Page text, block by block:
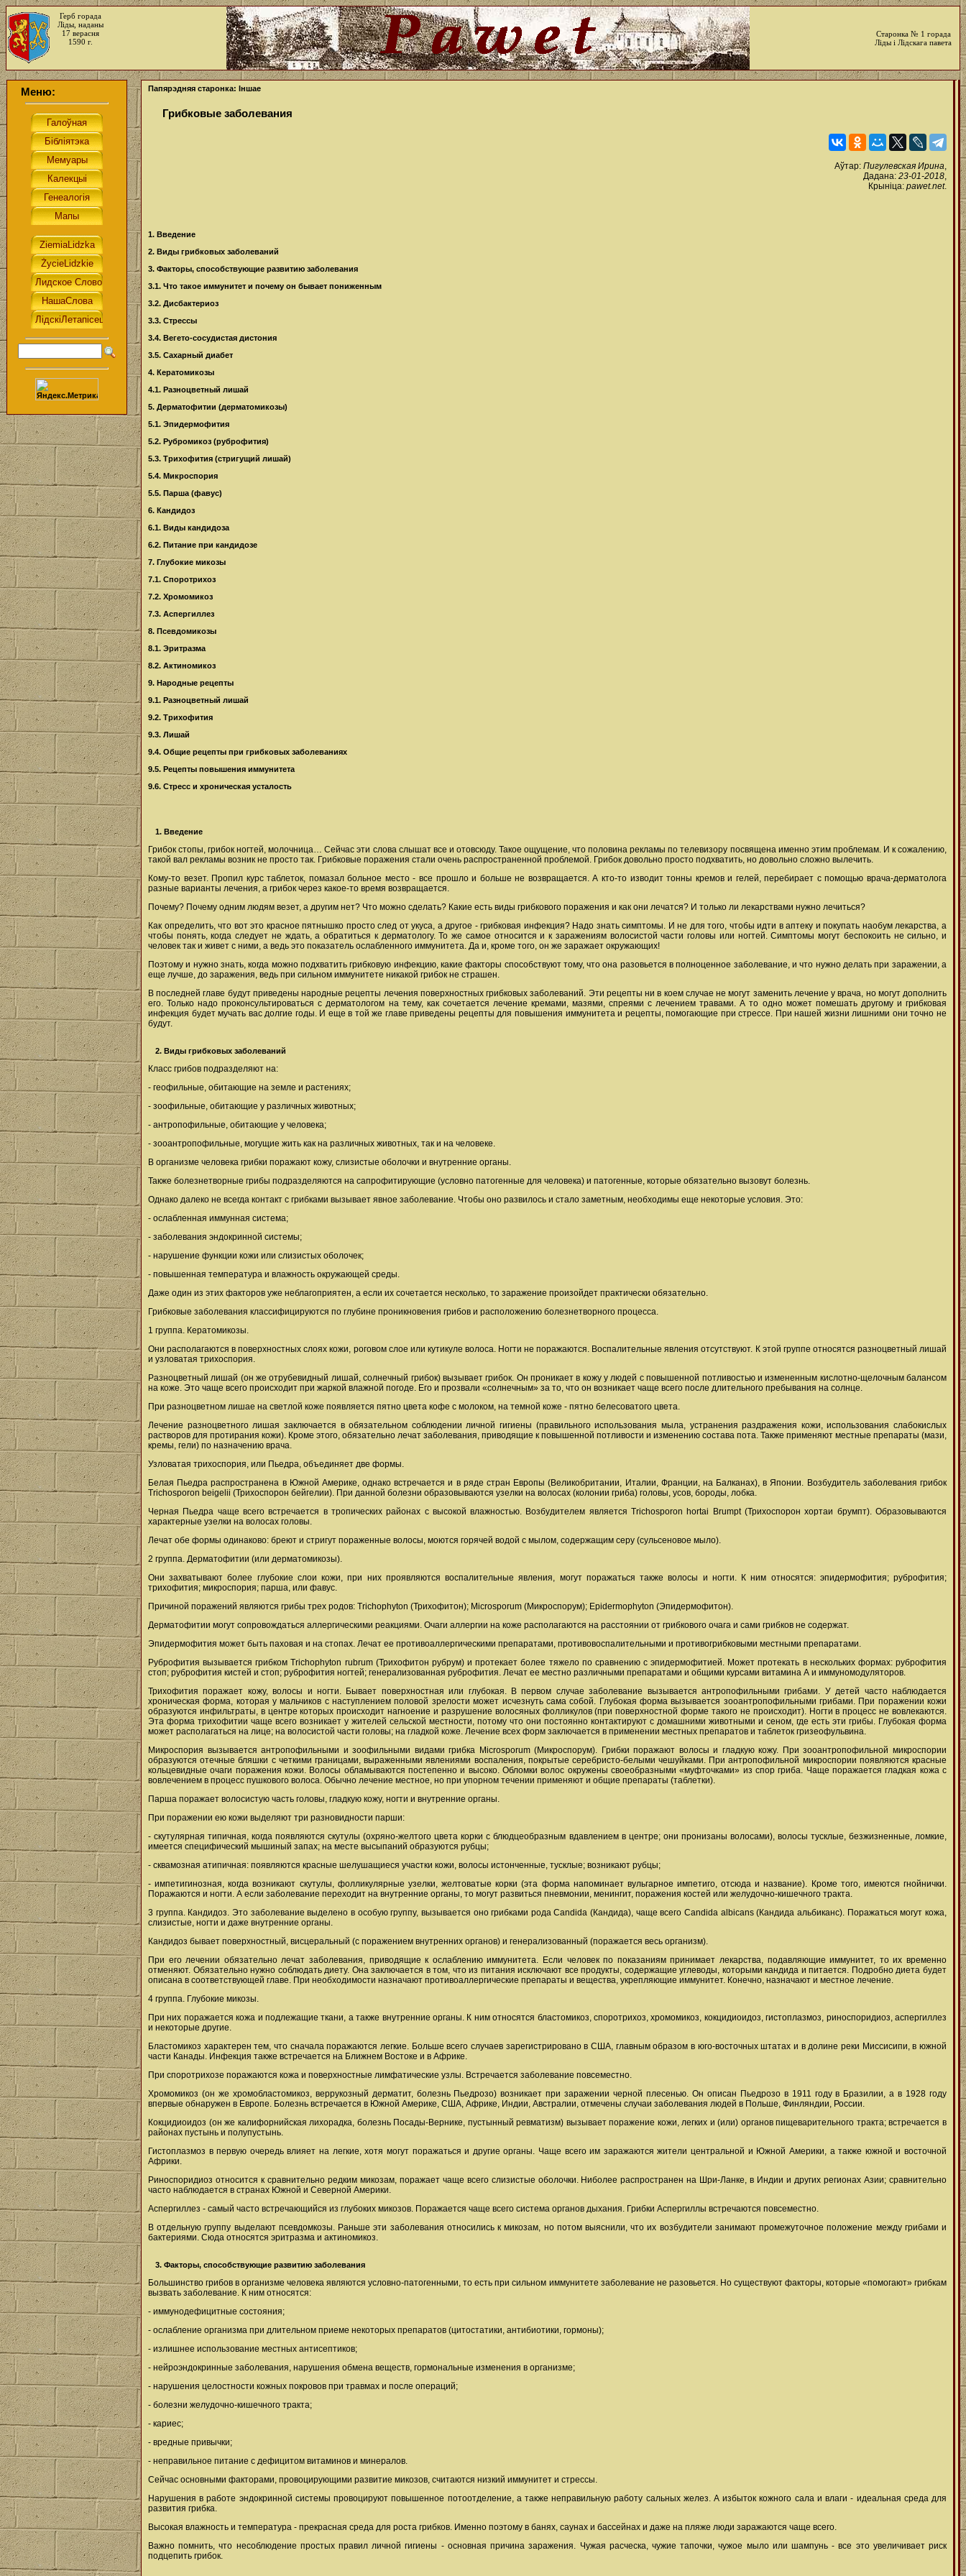
Герб горада
Ліды, наданы
17 верасня
1590 г.
Старонка № 1 горада
Ліды і Лідскага павета
Меню: Папярэдняя старонка: Іншае
Грибковые заболевания
Аўтар: Пигулевская Ирина,
Дадана: 23-01-2018,
Крыніца: pawet.net.
1. Введение
2. Виды грибковых заболеваний
3. Факторы, способствующие развитию заболевания
3.1. Что такое иммунитет и почему он бывает пониженным
3.2. Дисбактериоз
3.3. Стрессы
3.4. Вегето-сосудистая дистония
3.5. Сахарный диабет
4. Кератомикозы
4.1. Разноцветный лишай
5. Дерматофитии (дерматомикозы)
5.1. Эпидермофития
5.2. Рубромикоз (руброфития)
5.3. Трихофития (стригущий лишай)
5.4. Микроспория
5.5. Парша (фавус)
6. Кандидоз
6.1. Виды кандидоза
6.2. Питание при кандидозе
7. Глубокие микозы
7.1. Споротрихоз
7.2. Хромомикоз
7.3. Аспергиллез
8. Псевдомикозы
8.1. Эритразма
8.2. Актиномикоз
9. Народные рецепты
9.1. Разноцветный лишай
9.2. Трихофития
9.3. Лишай
9.4. Общие рецепты при грибковых заболеваниях
9.5. Рецепты повышения иммунитета
9.6. Стресс и хроническая усталость
1. Введение
Грибок стопы, грибок ногтей, молочница… Сейчас эти слова слышат все и отовсюду. Такое ощущение, что половина рекламы по телевизору посвящена именно этим проблемам. И к сожалению,
такой вал рекламы возник не просто так. Грибковые поражения стали очень распространенной проблемой. Грибок довольно просто подхватить, но довольно сложно вылечить.
Кому-то везет. Пропил курс таблеток, помазал больное место - все прошло и больше не возвращается. А кто-то изводит тонны кремов и гелей, перебирает с помощью врача-дерматолога
разные варианты лечения, а грибок через какое-то время возвращается.
Почему? Почему одним людям везет, а другим нет? Что можно сделать? Какие есть виды грибкового поражения и как они лечатся? И только ли лекарствами нужно лечиться?
Как определить, что вот это красное пятнышко просто след от укуса, а другое - грибковая инфекция? Надо знать симптомы. И не для того, чтобы идти в аптеку и покупать наобум лекарства, а
чтобы понять, когда следует не ждать, а обратиться к дерматологу. То же самое относится и к заражениям волосистой части головы или ногтей. Симптомы могут беспокоить не сильно, и
человек так и живет с ними, а ведь это показатель ослабленного иммунитета. Да и, кроме того, он же заражает окружающих!
Поэтому и нужно знать, когда можно подхватить грибковую инфекцию, какие факторы способствуют тому, что она разовьется в полноценное заболевание, и что нужно делать при заражении, а
еще лучше, до заражения, ведь при сильном иммунитете никакой грибок не страшен.
В последней главе будут приведены народные рецепты лечения поверхностных грибковых заболеваний. Эти рецепты ни в коем случае не могут заменить лечение у врача, но могут дополнить
его. Только надо проконсультироваться с дерматологом на тему, как сочетается лечение кремами, мазями, спреями с лечением травами. А то одно может помешать другому и грибковая
инфекция будет мучать вас долгие годы. И еще в той же главе приведены рецепты для повышения иммунитета и рецепты, помогающие при стрессе. При нашей жизни лишними они точно не
будут.
2. Виды грибковых заболеваний
Класс грибов подразделяют на:
- геофильные, обитающие на земле и растениях;
- зоофильные, обитающие у различных животных;
- антропофильные, обитающие у человека;
- зооантропофильные, могущие жить как на различных животных, так и на человеке.
В организме человека грибки поражают кожу, слизистые оболочки и внутренние органы.
Также болезнетворные грибы подразделяются на сапрофитирующие (условно патогенные для человека) и патогенные, которые обязательно вызовут болезнь.
Однако далеко не всегда контакт с грибками вызывает явное заболевание. Чтобы оно развилось и стало заметным, необходимы еще некоторые условия. Это:
- ослабленная иммунная система;
- заболевания эндокринной системы;
- нарушение функции кожи или слизистых оболочек;
- повышенная температура и влажность окружающей среды.
Даже один из этих факторов уже неблагоприятен, а если их сочетается несколько, то заражение произойдет практически обязательно.
Грибковые заболевания классифицируются по глубине проникновения грибов и расположению болезнетворного процесса.
1 группа. Кератомикозы.
Они располагаются в поверхностных слоях кожи, роговом слое или кутикуле волоса. Ногти не поражаются. Воспалительные явления отсутствуют. К этой группе относятся разноцветный лишай
и узловатая трихоспория.
Разноцветный лишай (он же отрубевидный лишай, солнечный грибок) вызывает грибок. Он проникает в кожу у людей с повышенной потливостью и измененным кислотно-щелочным балансом
на коже. Это чаще всего происходит при жаркой влажной погоде. Его и прозвали «солнечным» за то, что он возникает чаще всего после длительного пребывания на солнце.
При разноцветном лишае на светлой коже появляется пятно цвета кофе с молоком, на темной коже - пятно белесоватого цвета.
Лечение разноцветного лишая заключается в обязательном соблюдении личной гигиены (правильного использования мыла, устранения раздражения кожи, использования слабокислых
растворов для протирания кожи). Кроме этого, обязательно лечат заболевания, приводящие к повышенной потливости и изменению состава пота. Также применяют местные препараты (мази,
кремы, гели) по назначению врача.
Узловатая трихоспория, или Пьедра, объединяет две формы.
Белая Пьедра распространена в Южной Америке, однако встречается и в ряде стран Европы (Великобритании, Италии, Франции, на Балканах), в Японии. Возбудитель заболевания грибок
Trichosporon beigelii (Трихоспорон бейгелии). При данной болезни образовываются узелки на волосах (колонии гриба) головы, усов, бороды, лобка.
Черная Пьедра чаще всего встречается в тропических районах с высокой влажностью. Возбудителем является Trichosporon hortai Brumpt (Трихоспорон хортаи брумпт). Образовываются
характерные узелки на волосах головы.
Лечат обе формы одинаково: бреют и стригут пораженные волосы, моются горячей водой с мылом, содержащим серу (сульсеновое мыло).
2 группа. Дерматофитии (или дерматомикозы).
Они захватывают более глубокие слои кожи, при них проявляются воспалительные явления, могут поражаться также волосы и ногти. К ним относятся: эпидермофития; руброфития;
трихофития; микроспория; парша, или фавус.
Причиной поражений являются грибы трех родов: Trichophyton (Трихофитон); Microsporum (Микроспорум); Epidermophyton (Эпидермофитон).
Дерматофитии могут сопровождаться аллергическими реакциями. Очаги аллергии на коже располагаются на расстоянии от грибкового очага и сами грибков не содержат.
Эпидермофития может быть паховая и на стопах. Лечат ее противоаллергическими препаратами, противовоспалительными и противогрибковыми местными препаратами.
Руброфития вызывается грибком Trichophyton rubrum (Трихофитон рубрум) и протекает более тяжело по сравнению с эпидермофитией. Может протекать в нескольких формах: руброфития
стоп; руброфития кистей и стоп; руброфития ногтей; генерализованная руброфития. Лечат ее местно различными препаратами и общими курсами витамина А и иммуномодуляторов.
Трихофития поражает кожу, волосы и ногти. Бывает поверхностная или глубокая. В первом случае заболевание вызывается антропофильными грибами. У детей часто наблюдается
хроническая форма, которая у мальчиков с наступлением половой зрелости может исчезнуть сама собой. Глубокая форма вызывается зооантропофильными грибами. При поражении кожи
образуются инфильтраты, в центре которых происходит нагноение и разрушение волосяных фолликулов (при поверхностной форме такого не происходит). Ногти в процесс не вовлекаются.
Эта форма трихофитии чаще всего возникает у жителей сельской местности, потому что они постоянно контактируют с домашними животными и сеном, где есть эти грибы. Глубокая форма
может располагаться на лице; на волосистой части головы; на гладкой коже. Лечение всех форм заключается в применении местных препаратов и таблеток гризеофульвина.
Микроспория вызывается антропофильными и зоофильными видами грибка Microsporum (Микроспорум). Грибки поражают волосы и гладкую кожу. При зооантропофильной микроспории
образуются отечные бляшки с четкими границами, выраженными явлениями воспаления, покрытые серебристо-белыми чешуйками. При антропофильной микроспории появляются красные
кольцевидные очаги поражения кожи. Волосы обламываются постепенно и высоко. Обломки волос окружены своеобразными «муфточками» из спор гриба. Чаще поражается гладкая кожа с
вовлечением в процесс пушкового волоса. Обычно лечение местное, но при упорном течении применяют и общие препараты (таблетки).
Парша поражает волосистую часть головы, гладкую кожу, ногти и внутренние органы.
При поражении ею кожи выделяют три разновидности парши:
- скутулярная типичная, когда появляются скутулы (охряно-желтого цвета корки с блюдцеобразным вдавлением в центре; они пронизаны волосами), волосы тусклые, безжизненные, ломкие,
имеется специфический мышиный запах; на месте высыпаний образуются рубцы;
- сквамозная атипичная: появляются красные шелушащиеся участки кожи, волосы истонченные, тусклые; возникают рубцы;
- импетигинозная, когда возникают скутулы, фолликулярные узелки, желтоватые корки (эта форма напоминает вульгарное импетиго, отсюда и название). Кроме того, имеются гнойнички.
Поражаются и ногти. А если заболевание переходит на внутренние органы, то могут развиться пневмонии, менингит, поражения костей или желудочно-кишечного тракта.
3 группа. Кандидоз. Это заболевание выделено в особую группу, вызывается оно грибками рода Candida (Кандида), чаще всего Candida albicans (Кандида альбиканс). Поражаться могут кожа,
слизистые, ногти и даже внутренние органы.
Кандидоз бывает поверхностный, висцеральный (с поражением внутренних органов) и генерализованный (поражается весь организм).
При его лечении обязательно лечат заболевания, приводящие к ослаблению иммунитета. Если человек по показаниям принимает лекарства, подавляющие иммунитет, то их временно
отменяют. Обязательно нужно соблюдать диету. Она заключается в том, что из питания исключают все продукты, содержащие углеводы, которыми кандида и питается. Подробно диета будет
описана в соответствующей главе. При необходимости назначают противоаллергические препараты и вещества, укрепляющие иммунитет. Конечно, назначают и местное лечение.
4 группа. Глубокие микозы.
При них поражается кожа и подлежащие ткани, а также внутренние органы. К ним относятся бластомикоз, споротрихоз, хромомикоз, кокцидиоидоз, гистоплазмоз, риноспоридиоз, аспергиллез
и некоторые другие.
Бластомикоз характерен тем, что сначала поражаются легкие. Больше всего случаев зарегистрировано в США, главным образом в юго-восточных штатах и в долине реки Миссисипи, в южной
части Канады. Инфекция также встречается на Ближнем Востоке и в Африке.
При споротрихозе поражаются кожа и поверхностные лимфатические узлы. Встречается заболевание повсеместно.
Хромомикоз (он же хромобластомикоз, веррукозный дерматит, болезнь Пьедрозо) возникает при заражении черной плесенью. Он описан Пьедрозо в 1911 году в Бразилии, а в 1928 году
впервые обнаружен в Европе. Болезнь встречается в Южной Америке, США, Африке, Индии, Австралии, отмечены случаи заболевания людей в Польше, Финляндии, России.
Кокцидиоидоз (он же калифорнийская лихорадка, болезнь Посады-Вернике, пустынный ревматизм) вызывает поражение кожи, легких и (или) органов пищеварительного тракта; встречается в
районах пустынь и полупустынь.
Гистоплазмоз в первую очередь влияет на легкие, хотя могут поражаться и другие органы. Чаще всего им заражаются жители центральной и Южной Америки, а также южной и восточной
Африки.
Риноспоридиоз относится к сравнительно редким микозам, поражает чаще всего слизистые оболочки. Ниболее распространен на Шри-Ланке, в Индии и других регионах Азии; сравнительно
часто наблюдается в странах Южной и Северной Америки.
Аспергиллез - самый часто встречающийся из глубоких микозов. Поражается чаще всего система органов дыхания. Грибки Аспергиллы встречаются повсеместно.
В отдельную группу выделают псевдомкозы. Раньше эти заболевания относились к микозам, но потом выяснили, что их возбудители занимают промежуточное положение между грибами и
бактериями. Сюда относятся эритразма и актиномикоз.
3. Факторы, способствующие развитию заболевания
Большинство грибов в организме человека являются условно-патогенными, то есть при сильном иммунитете заболевание не разовьется. Но существуют факторы, которые «помогают» грибкам
вызвать заболевание. К ним относятся:
- иммунодефицитные состояния;
- ослабление организма при длительном приеме некоторых препаратов (цитостатики, антибиотики, гормоны);
- излишнее использование местных антисептиков;
- нейроэндокринные заболевания, нарушения обмена веществ, гормональные изменения в организме;
- нарушения целостности кожных покровов при травмах и после операций;
- болезни желудочно-кишечного тракта;
- кариес;
- вредные привычки;
- неправильное питание с дефицитом витаминов и минералов.
Сейчас основными факторами, провоцирующими развитие микозов, считаются низкий иммунитет и стрессы.
Нарушения в работе эндокринной системы провоцируют повышенное потоотделение, а также неправильную работу сальных желез. А избыток кожного сала и влаги - идеальная среда для
развития грибка.
Высокая влажность и температура - прекрасная среда для роста грибков. Именно поэтому в банях, саунах и бассейнах и даже на пляже люди заражаются чаще всего.
Важно помнить, что несоблюдение простых правил личной гигиены - основная причина заражения. Чужая расческа, чужие тапочки, чужое мыло или шампунь - все это увеличивает риск
подцепить грибок.